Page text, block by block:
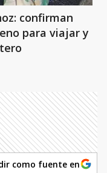
confirman
para viajar y
como fuente en